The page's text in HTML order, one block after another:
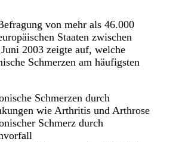
von mehr als 46.000
Staaten zwischen
2003 zeigte auf, welche
Schmerzen am häufigsten
Schmerzen durch
wie Arthritis und Arthrose
Schmerz durch